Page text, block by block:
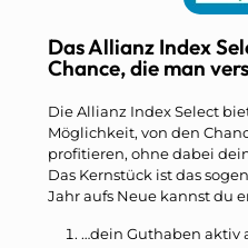
Das Allianz Index
Chance, die man
Die Allianz Index Select
Möglichkeit, von den
profitieren, ohne dabei
Das Kernstück ist das
Jahr aufs Neue kannst du
…dein Guthaben aktiv